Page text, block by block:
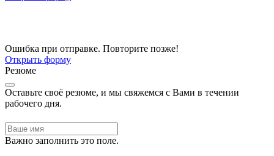
Ошибка при отправке. Повторите позже!
Открыть форму
Резюме
Оставьте своё резюме, и мы свяжемся с Вами в течении
рабочего дня.
Важно заполнить это поле.